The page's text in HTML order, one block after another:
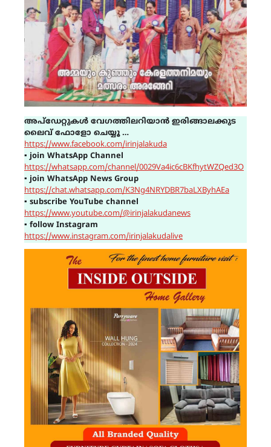
അപ്ഡേറ്റുകൾ വേഗത്തിലറിയാൻ ഇരിങ്ങാലക്കുട
ലൈവ് ഫോളോ ചെയ്യൂ …
https://www.facebook.com/irinjalakuda
▪ join WhatsApp Channel
https://whatsapp.com/channel/0029Va4ic6cBKfhytWZQed3O
▪ join WhatsApp News Group
https://chat.whatsapp.com/K3Ng4NRYDBR7baLXByhAEa
▪ subscribe YouTube channel
https://www.youtube.com/@irinjalakudanews
▪ follow Instagram
https://www.instagram.com/irinjalakudalive